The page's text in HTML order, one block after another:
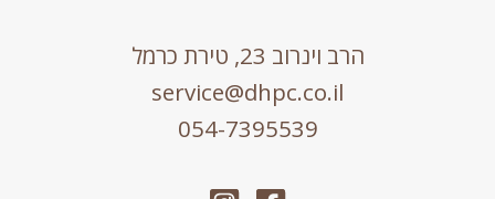
הרב וינרוב 23, טירת כרמל
service@dhpc.co.il
054-7395539